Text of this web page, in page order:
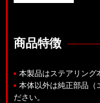
商品特徴
本製品はステアリング
本体以外は純正部品（
ださい。